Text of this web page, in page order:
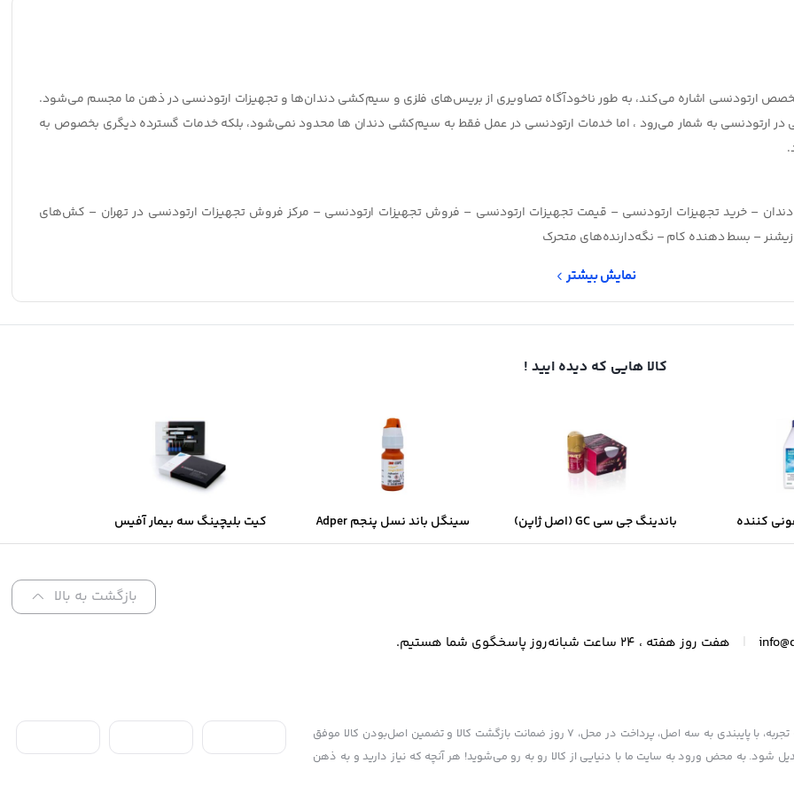
ارتودنسی اشاره می‌کند، به طور ناخودآگاه تصاویری از بریس‌های فلزی و سیم‌کشی دندان‌ها و تجهیزات ارتودنسی در ذهن ما مجسم می‌شود.
در ارتودنسی به شمار می‌رود ، اما خدمات ارتودنسی در عمل فقط به سیم‌کشی دندان‌ ها محدود نمی‌شود، بلکه خدمات گسترده دیگری بخصوص به
– خرید تجهیزات ارتودنسی – قیمت تجهیزات ارتودنسی – فروش تجهیزات ارتودنسی – مرکز فروش تجهیزات ارتودنسی در تهران – کش‌های
نمایش بیشتر
کالا هایی که دیده ایید !
کننده
یک لیتری
باندینگ جی سی GC (اصل ژاپن)
سینگل باند نسل پنجم Adper
Single Bond 3M (آمریکایی یا
کیت بلیچینگ سه بیمار آفیس
40% وایت اسمایل
بازگشت به بالا
هفت روز هفته ، 24 ساعت شبانه‌روز پاسخگوی شما هستیم.
فروشگاه ما به عنوان یکی از قدیمی‌ترین فروشگاه های اینترنتی با بیش از یک دهه تجربه، با پایبندی به سه اصل، پرداخت در محل، ۷ روز ضمانت بازگشت کالا و تضمین اصل‌بودن کالا موفق
شود. به محض ورود به سایت ما با دنیایی از کالا رو به رو می‌شوید! هر آنچه که نیاز دارید و به ذهن